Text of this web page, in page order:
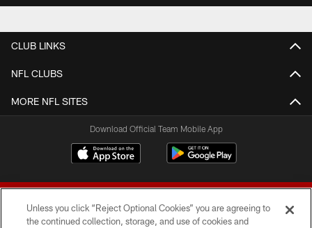
CLUB LINKS
NFL CLUBS
MORE NFL SITES
Download Official Team Mobile App
Unless you click “Reject Optional Cookies” you are agreeing to
the continued collection, storage, and use of cookies and